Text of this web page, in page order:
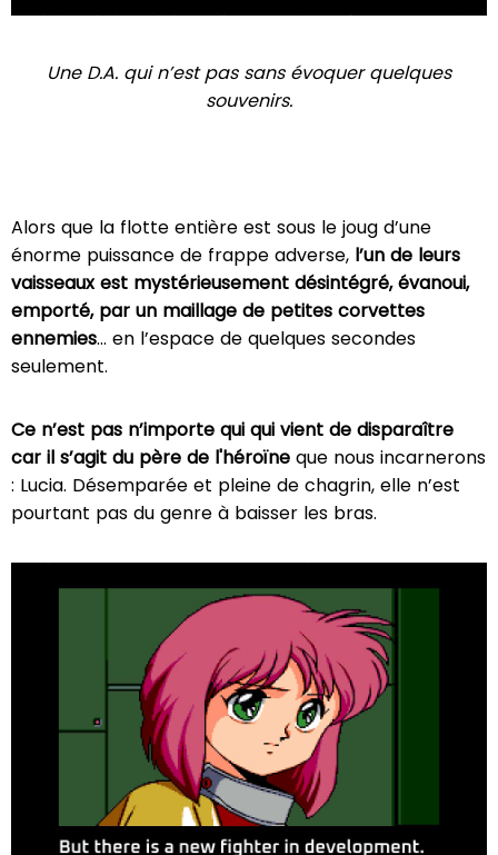
Une D.A. qui n’est pas sans évoquer quelques
souvenirs.
Alors que la flotte entière est sous le joug d’une
énorme puissance de frappe adverse, l’un de leurs
vaisseaux est mystérieusement désintégré, évanoui,
emporté, par un maillage de petites corvettes
ennemies… en l’espace de quelques secondes
seulement.
Ce n’est pas n’importe qui qui vient de disparaître
car il s’agit du père de l'héroïne que nous incarnerons
: Lucia. Désemparée et pleine de chagrin, elle n’est
pourtant pas du genre à baisser les bras.